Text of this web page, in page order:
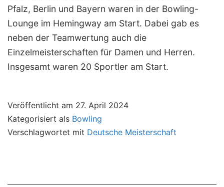
Pfalz, Berlin und Bayern waren in der Bowling-
Lounge im Hemingway am Start. Dabei gab es
neben der Teamwertung auch die
Einzelmeisterschaften für Damen und Herren.
Insgesamt waren 20 Sportler am Start.
Veröffentlicht am 27. April 2024
Kategorisiert als Bowling
Verschlagwortet mit Deutsche Meisterschaft